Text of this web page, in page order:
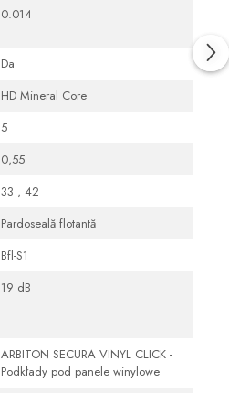
0.014
Da
HD Mineral Core
5
0,55
33 , 42
Pardoseală flotantă
Bfl-S1
19 dB
ARBITON SECURA VINYL CLICK -
Podkłady pod panele winylowe